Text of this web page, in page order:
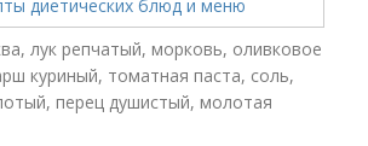
лук репчатый, морковь, оливковое
куриный, томатная паста, соль,
перец душистый, молотая